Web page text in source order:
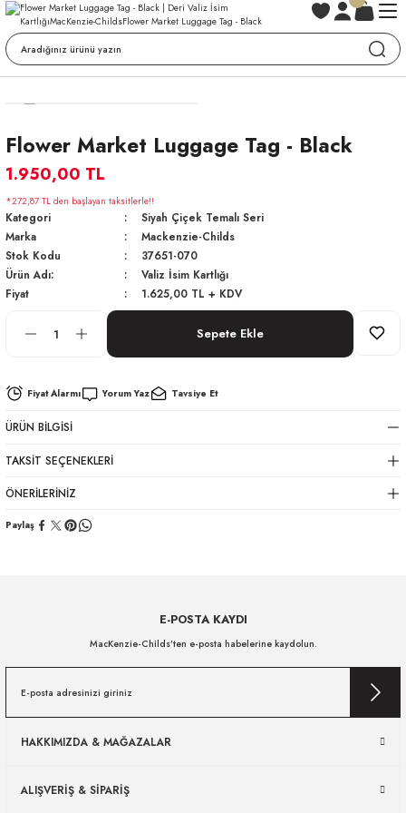
Flower Market Luggage Tag - Black
1.950,00 TL
*272,87 TL den başlayan taksitlerle!!
Kategori
Siyah Çiçek Temalı Seri
Marka
Mackenzie-Childs
Stok Kodu
37651-070
Ürün Adı:
Valiz İsim Kartlığı
Fiyat
1.625,00 TL + KDV
Sepete Ekle
Fiyat Alarmı Yorum Yaz Tavsiye Et
ÜRÜN BILGISI
TAKSIT SEÇENEKLERI
ÖNERILERINIZ
Paylaş
E-POSTA KAYDI
MacKenzie-Childs’ten e-posta habelerine kaydolun.
HAKKIMIZDA & MAĞAZALAR
ALIŞVERİŞ & SİPARİŞ